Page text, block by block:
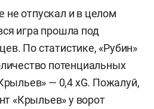
не отпускал и в целом
игра прошла под
По статистике, «Рубин»
потенциальных
— 0,4 xG. Пожалуй,
«Крыльев» у ворот